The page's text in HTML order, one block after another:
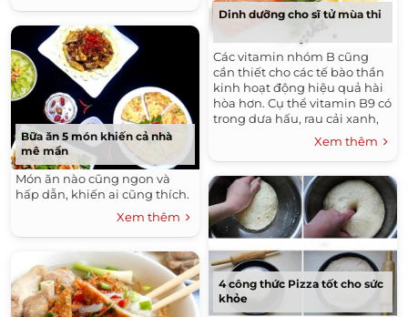
Bữa ăn 5 món khiến cả nhà
mê mẩn
Món ăn nào cũng ngon và
hấp dẫn, khiến ai cũng thích.
Xem thêm
Dinh dưỡng cho sĩ tử mùa thi
Các vitamin nhóm B cũng
cần thiết cho các tế bào thần
kinh hoạt động hiệu quả hài
hòa hơn. Cụ thể vitamin B9 có
trong dưa hấu, rau cải xanh,
đậu nành, đậu đỏ, đậu đen...
Vitamin B12 có trong các loại
cá, trứng, thịt.
Xem thêm
4 công thức Pizza tốt cho sức
khỏe